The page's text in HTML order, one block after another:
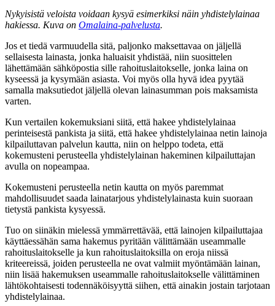
Nykyisistä veloista voidaan kysyä esimerkiksi näin yhdistelylainaa
hakiessa. Kuva on Omalaina-palvelusta.
Jos et tiedä varmuudella sitä, paljonko maksettavaa on jäljellä
sellaisesta lainasta, jonka haluaisit yhdistää, niin suosittelen
lähettämään sähköpostia sille rahoituslaitokselle, jonka laina on
kyseessä ja kysymään asiasta. Voi myös olla hyvä idea pyytää
samalla maksutiedot jäljellä olevan lainasumman pois maksamista
varten.
Kun vertailen kokemuksiani siitä, että hakee yhdistelylainaa
perinteisestä pankista ja siitä, että hakee yhdistelylainaa netin lainoja
kilpailuttavan palvelun kautta, niin on helppo todeta, että
kokemusteni perusteella yhdistelylainan hakeminen kilpailuttajan
avulla on nopeampaa.
Kokemusteni perusteella netin kautta on myös paremmat
mahdollisuudet saada lainatarjous yhdistelylainasta kuin suoraan
tietystä pankista kysyessä.
Tuo on siinäkin mielessä ymmärrettävää, että lainojen kilpailuttajaa
käyttäessähän sama hakemus pyritään välittämään useammalle
rahoituslaitokselle ja kun rahoituslaitoksilla on eroja niissä
kriteereissä, joiden perusteella ne ovat valmiit myöntämään lainan,
niin lisää hakemuksen useammalle rahoituslaitokselle välittäminen
lähtökohtaisesti todennäköisyyttä siihen, että ainakin jostain tarjotaan
yhdistelylainaa.